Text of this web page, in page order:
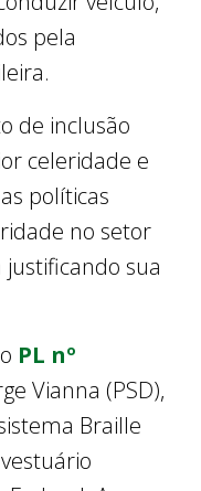
pela
de inclusão
celeridade e
políticas
no setor
sua
PL nº
Vianna (PSD),
Braille